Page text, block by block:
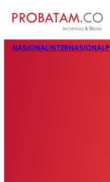
NASIONALINTERNASIONAL